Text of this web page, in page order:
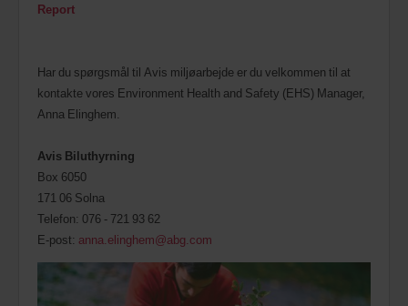
Report
Har du spørgsmål til Avis miljøarbejde er du velkommen til at
kontakte vores Environment Health and Safety (EHS) Manager,
Anna Elinghem.
Avis Biluthyrning
Box 6050
171 06 Solna
Telefon: 076 - 721 93 62
E-post: anna.elinghem@abg.com